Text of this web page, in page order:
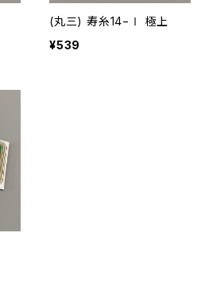
(丸三) 寿糸14−Ⅰ 極上
¥539